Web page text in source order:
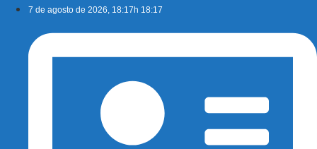
conteúdo
7 de agosto de 2026, 18:17h 18:17